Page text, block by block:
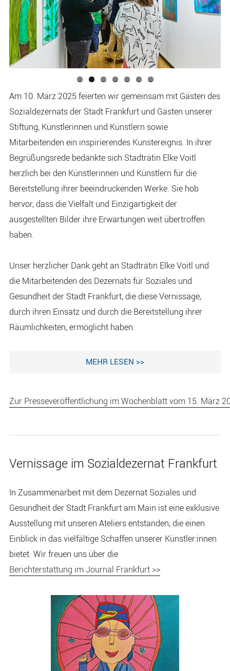
Am 10. März 2025 feierten wir gemeinsam mit Gästen des
Sozialdezernats der Stadt Frankfurt und Gästen unserer
Stiftung, Künstlerinnen und Künstlern sowie
Mitarbeitenden ein inspirierendes Kunstereignis. In ihrer
Begrüßungsrede bedankte sich Stadträtin Elke Voitl
herzlich bei den Künstlerinnen und Künstlern für die
Bereitstellung ihrer beeindruckenden Werke. Sie hob
hervor, dass die Vielfalt und Einzigartigkeit der
ausgestellten Bilder ihre Erwartungen weit übertroffen
haben.
Unser herzlicher Dank geht an Stadträtin Elke Voitl und
die Mitarbeitenden des Dezernats für Soziales und
Gesundheit der Stadt Frankfurt, die diese Vernissage,
durch ihren Einsatz und durch die Bereitstellung ihrer
Räumlichkeiten, ermöglicht haben.
MEHR LESEN >>
Zur Presseveröffentlichung im Wochenblatt vom 15. März
Vernissage im Sozialdezernat Frankfurt
In Zusammenarbeit mit dem Dezernat Soziales und
Gesundheit der Stadt Frankfurt am Main ist eine exklusive
Ausstellung mit unseren Ateliers entstanden, die einen
Einblick in das vielfältige Schaffen unserer Künstler:innen
bietet. Wir freuen uns über die
Berichterstattung im Journal Frankfurt >>